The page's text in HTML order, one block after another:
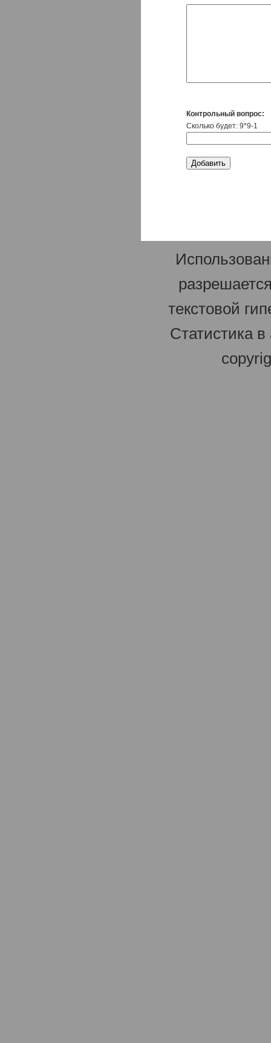
Контрольный вопрос:
Сколько будет: 9*9-1
текстовой
Статистика